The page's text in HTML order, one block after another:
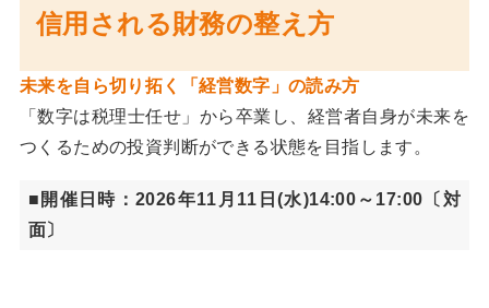
信用される財務の整え方
未来を自ら切り拓く「経営数字」の読み方
「数字は税理士任せ」から卒業し、経営者自身が未来を
つくるための投資判断ができる状態を目指します。
■開催日時：2026年11月11日(水)14:00～17:00〔対
面〕